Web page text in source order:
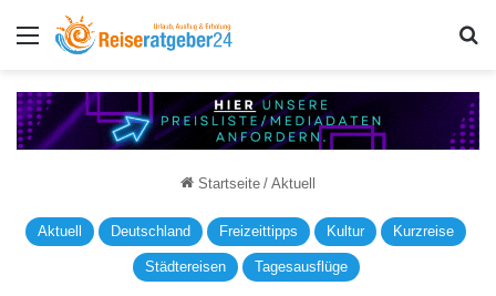
Menü
Startseite / Aktuell
Aktuell Deutschland Freizeittipps Kultur Kurzreise
Städtereisen Tagesausflüge